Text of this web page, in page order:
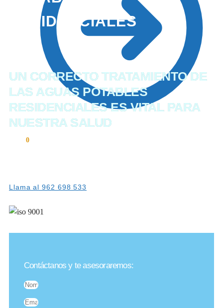
0
RESIDENCIALES
UN CORRECTO TRATAMIENTO DE
LAS AGUAS POTABLES
RESIDENCIALES ES VITAL PARA
NUESTRA SALUD
Llama al 962 698 533
Contáctanos y te asesoraremos: